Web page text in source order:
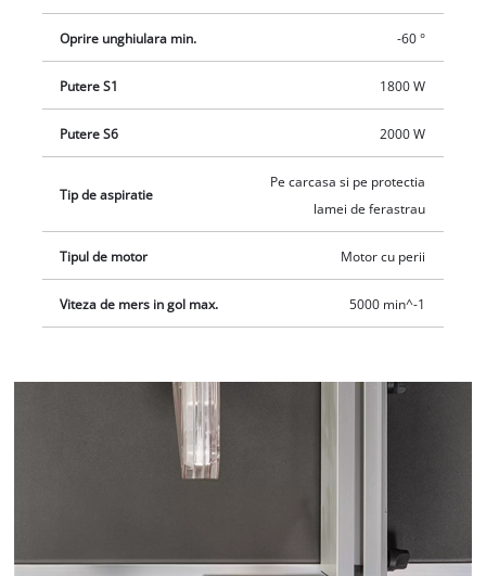
Oprire unghiulara min. -60 °
Putere S1 1800 W
Putere S6 2000 W
Tip de aspiratie
Pe carcasa si pe protectia
lamei de ferastrau
Tipul de motor Motor cu perii
Viteza de mers in gol max. 5000 min^-1